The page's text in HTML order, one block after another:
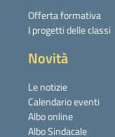
Offerta formativa
I progetti delle classi
Novità
Le notizie
Calendario eventi
Albo online
Albo Sindacale